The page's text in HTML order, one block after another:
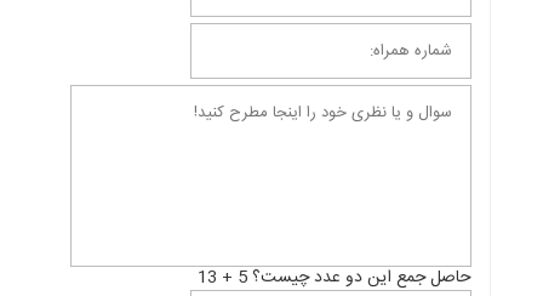
حاصل جمع این دو عدد چیست؟ 5 + 13